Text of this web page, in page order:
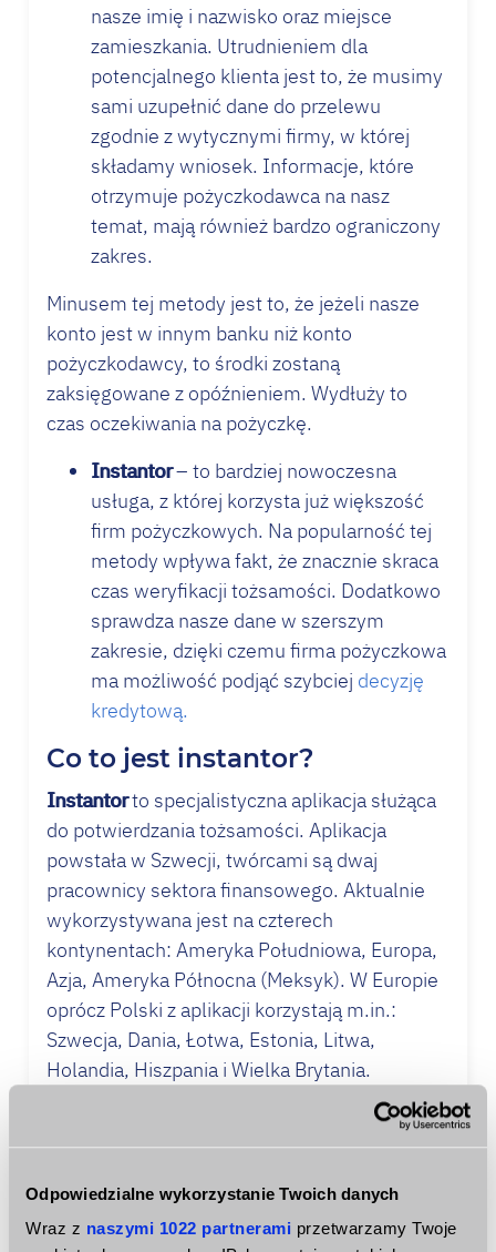
Odpowiedzialne wykorzystanie Twoich danych
Wraz z naszymi 1022 partnerami przetwarzamy Twoje
nasze imię i nazwisko oraz miejsce
zamieszkania. Utrudnieniem dla
potencjalnego klienta jest to, że musimy
sami uzupełnić dane do przelewu
zgodnie z wytycznymi firmy, w której
składamy wniosek. Informacje, które
otrzymuje pożyczkodawca na nasz
temat, mają również bardzo ograniczony
zakres.
Minusem tej metody jest to, że jeżeli nasze
konto jest w innym banku niż konto
pożyczkodawcy, to środki zostaną
zaksięgowane z opóźnieniem. Wydłuży to
czas oczekiwania na pożyczkę.
Instantor– to bardziej nowoczesna
usługa, z której korzysta już większość
firm pożyczkowych. Na popularność tej
metody wpływa fakt, że znacznie skraca
czas weryfikacji tożsamości. Dodatkowo
sprawdza nasze dane w szerszym
zakresie, dzięki czemu firma pożyczkowa
ma możliwość podjąć szybciej decyzję
kredytową.
Co to jest instantor?
Instantorto specjalistyczna aplikacja służąca
do potwierdzania tożsamości. Aplikacja
powstała w Szwecji, twórcami są dwaj
pracownicy sektora finansowego. Aktualnie
wykorzystywana jest na czterech
kontynentach: Ameryka Południowa, Europa,
Azja, Ameryka Północna (Meksyk). W Europie
oprócz Polski z aplikacji korzystają m.in.:
Szwecja, Dania, Łotwa, Estonia, Litwa,
Holandia, Hiszpania i Wielka Brytania.
działa w pełni automatycznie, bez
udziału pracowników, ma to zapewnić większą
ta pozwala, nie tylko zweryfikować tożsamość
potencjalnego klienta, ale również